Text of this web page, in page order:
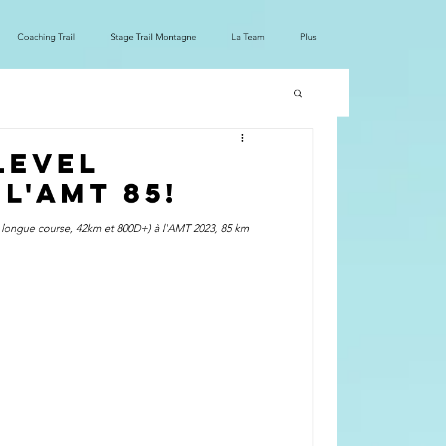
Coaching Trail Stage Trail Montagne La Team Plus
85!
course, 42km et 800D+) à l'AMT 2023, 85 km